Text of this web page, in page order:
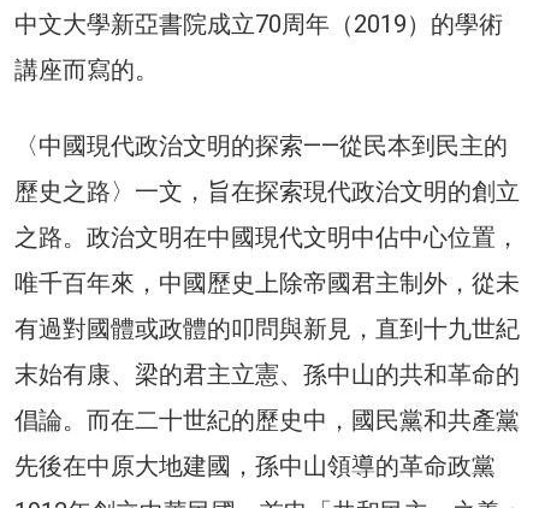
中文大學新亞書院成立70周年（2019）的學術
講座而寫的。
〈中國現代政治文明的探索——從民本到民主的
歷史之路〉一文，旨在探索現代政治文明的創立
之路。政治文明在中國現代文明中佔中心位置，
唯千百年來，中國歷史上除帝國君主制外，從未
有過對國體或政體的叩問與新見，直到十九世紀
末始有康、梁的君主立憲、孫中山的共和革命的
倡論。而在二十世紀的歷史中，國民黨和共產黨
先後在中原大地建國，孫中山領導的革命政黨